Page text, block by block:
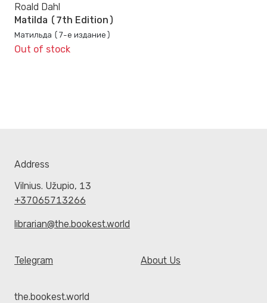
Roald Dahl
Matilda (7th Edition)
Матильда (7-е издание)
Out of stock
Address
Vilnius. Užupio, 13
+37065713266
librarian@the.bookest.world
Telegram About Us
the.bookest.world